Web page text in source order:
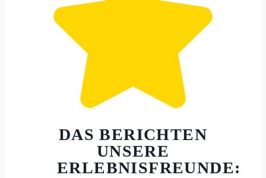
DAS BERICHTEN
UNSERE
ERLEBNISFREUNDE: